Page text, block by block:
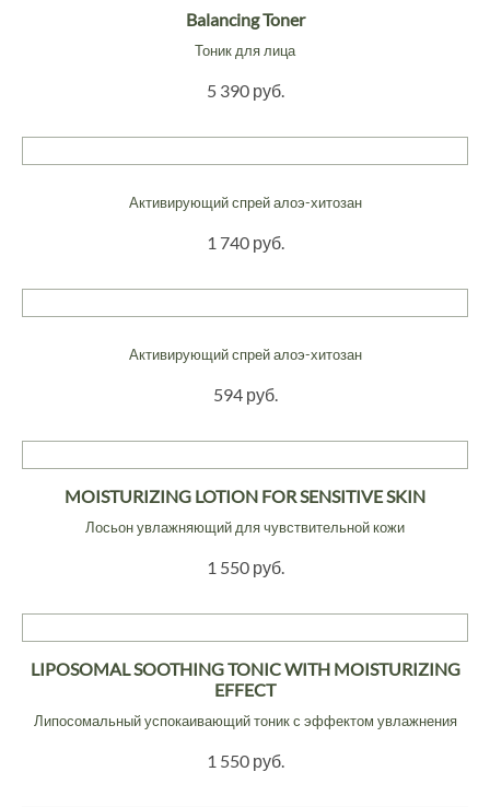
Balancing Toner
Тоник для лица
5 390 руб.
Активирующий спрей алоэ-хитозан
1 740 руб.
Активирующий спрей алоэ-хитозан
594 руб.
MOISTURIZING LOTION FOR SENSITIVE SKIN
Лосьон увлажняющий для чувствительной кожи
1 550 руб.
LIPOSOMAL SOOTHING TONIC WITH MOISTURIZING
EFFECT
Липосомальный успокаивающий тоник с эффектом увлажнения
1 550 руб.